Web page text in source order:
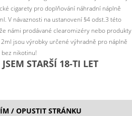
cigarety pro doplňování náhradní náplně
V návaznosti na ustanovení §4 odst.3 této
námi prodávané clearomizéry nebo produkty
jsou výrobky určené výhradně pro náplně
bez nikotinu!
STARŠÍ 18-TI LET
/ OPUSTIT STRÁNKU